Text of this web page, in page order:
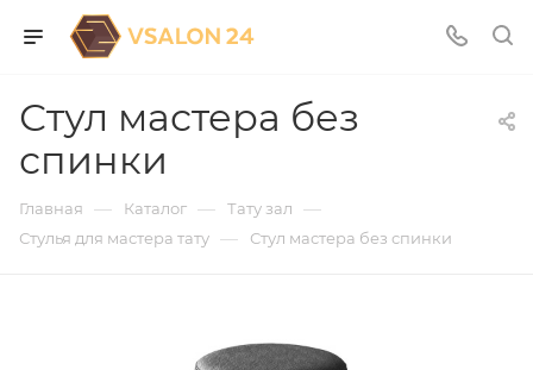
Стул мастера без
спинки
Главная — Каталог — Тату зал —
Стулья для мастера тату — Стул мастера без спинки